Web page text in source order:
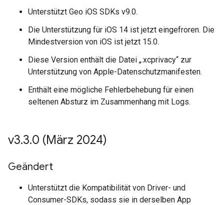
Unterstützt Geo iOS SDKs v9.0.
Die Unterstützung für iOS 14 ist jetzt eingefroren. Die
Mindestversion von iOS ist jetzt 15.0.
Diese Version enthält die Datei „.xcprivacy“ zur
Unterstützung von Apple-Datenschutzmanifesten.
Enthält eine mögliche Fehlerbehebung für einen
seltenen Absturz im Zusammenhang mit Logs.
v3.3.0 (März 2024)
Geändert
Unterstützt die Kompatibilität von Driver- und
Consumer-SDKs, sodass sie in derselben App